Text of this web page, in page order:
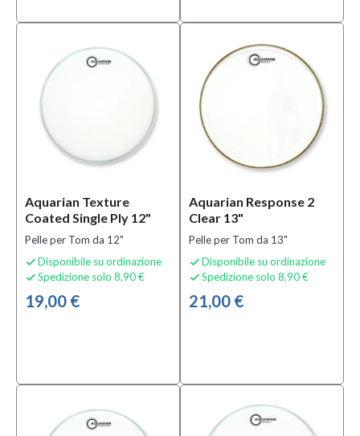
American
Side(1)
Classic
(13)
MOSTRA
Solo
prodotti
disponibili
Si
(84)
Aquarian Texture
Coated Single Ply 12"
Pelle per Tom da 12"
 Disponibile su ordinazione
 Spedizione solo 8,90 €
19,00 €
Aquarian Response 2
Clear 13"
Pelle per Tom da 13"
 Disponibile su ordinazione
 Spedizione solo 8,90 €
21,00 €